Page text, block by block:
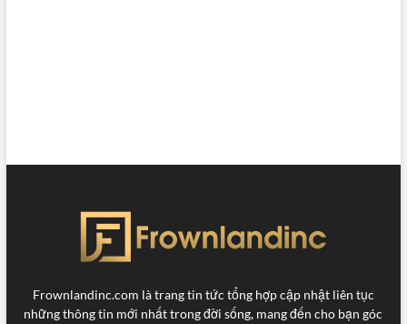
Frownlandinc.com là trang tin tức tổng hợp cập nhật liên tục
những thông tin mới nhất trong đời sống, mang đến cho bạn góc